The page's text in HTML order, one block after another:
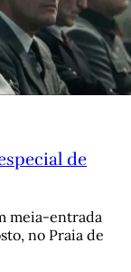
de
meia-entrada
no Praia de